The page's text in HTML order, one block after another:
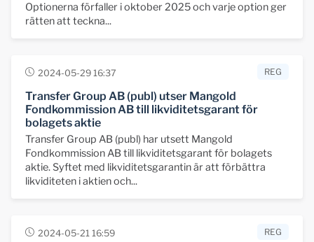
Optionerna förfaller i oktober 2025 och varje option ger
rätten att teckna...
2024-05-29 16:37 REG
Transfer Group AB (publ) utser Mangold
Fondkommission AB till likviditetsgarant för
bolagets aktie
Transfer Group AB (publ) har utsett Mangold
Fondkommission AB till likviditetsgarant för bolagets
aktie. Syftet med likviditetsgarantin är att förbättra
likviditeten i aktien och...
2024-05-21 16:59 REG